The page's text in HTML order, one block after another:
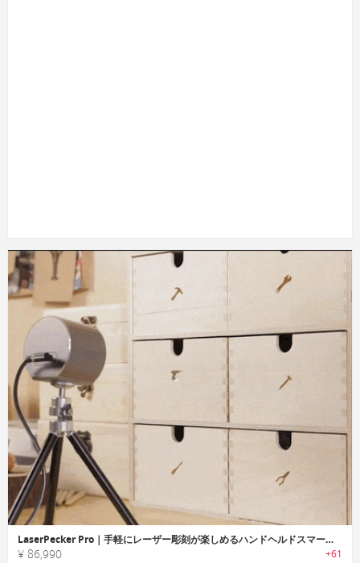
LaserPecker Pro｜手軽にレーザー彫刻が楽しめるハンドヘルドスマートレーザー彫刻機「レーザーペッカープロ」
¥ 86,990 +61